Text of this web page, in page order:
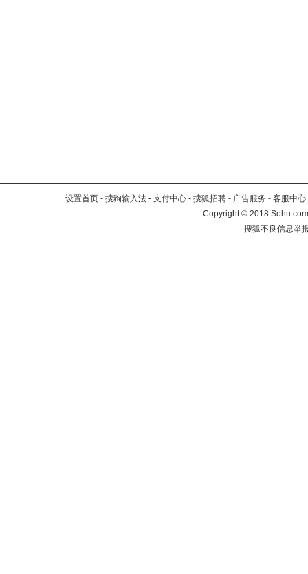
设置首页 - 搜狗输入法 - 支付中心 - 搜狐招聘 - 广告服务 - 客服中心
Copyright©2018
搜狐不良信息举